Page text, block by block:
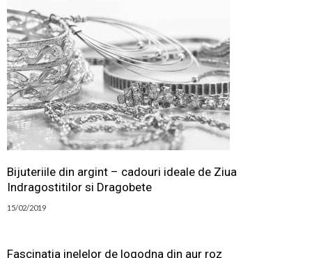
Bijuteriile din argint – cadouri ideale de Ziua
Indragostitilor si Dragobete
15/02/2019
Fascinatia inelelor de logodna din aur roz